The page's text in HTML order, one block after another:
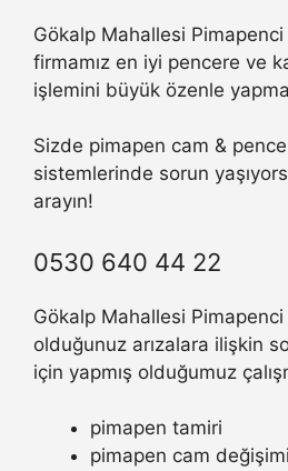
Gökalp Mahallesi
firmamız en iyi pencere ve
işlemini büyük özenle
Sizde pimapen cam &
sistemlerinde sorun
arayın!
0530 640 44 22
Gökalp Mahallesi
olduğunuz arızalara ilişkin
için yapmış olduğumuz
pimapen tamiri
pimapen cam değişimi